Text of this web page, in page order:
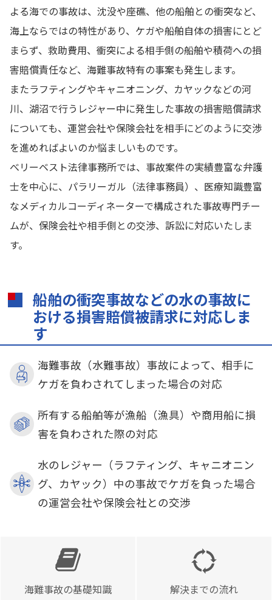
よる海での事故は、沈没や座礁、他の船舶との衝突など、
海上ならではの特性があり、ケガや船舶自体の損害にとど
まらず、救助費用、衝突による相手側の船舶や積荷への損
害賠償責任など、海難事故特有の事案も発生します。
またラフティングやキャニオニング、カヤックなどの河
川、湖沼で行うレジャー中に発生した事故の損害賠償請求
についても、運営会社や保険会社を相手にどのように交渉
を進めればよいのか悩ましいものです。
べリーベスト法律事務所では、事故案件の実績豊富な弁護
士を中心に、パラリーガル（法律事務員）、医療知識豊富
なメディカルコーディネーターで構成された事故専門チー
ムが、保険会社や相手側との交渉、訴訟に対応いたしま
す。
船舶の衝突事故などの水の事故に
おける損害賠償被請求に対応しま
す
海難事故（水難事故）事故によって、相手に
ケガを負わされてしまった場合の対応
所有する船舶等が漁船（漁具）や商用船に損
害を負わされた際の対応
水のレジャー（ラフティング、キャニオニン
グ、カヤック）中の事故でケガを負った場合
の運営会社や保険会社との交渉
海難事故の基礎知識 解決までの流れ